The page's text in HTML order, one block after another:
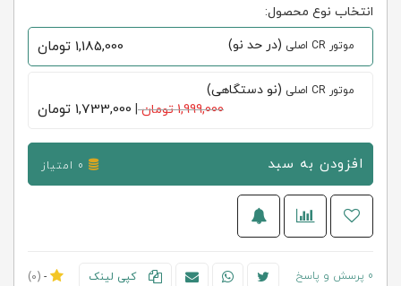
انتخاب نوع محصول:
موتور CR اصلی (در حد نو) 1,185,000 تومان
موتور CR اصلی
(نو دستگاهی)
1,999,000 تومان
|
1,733,000 تومان
افزودن به سبد
0 پرسش و پاسخ کپی لینک -
(0)